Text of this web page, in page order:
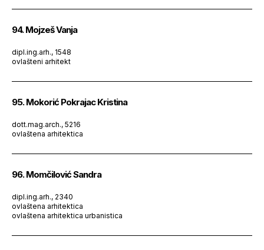
94. Mojzeš Vanja
dipl.ing.arh., 1548
ovlašteni arhitekt
95. Mokorić Pokrajac Kristina
dott.mag.arch., 5216
ovlaštena arhitektica
96. Momčilović Sandra
dipl.ing.arh., 2340
ovlaštena arhitektica
ovlaštena arhitektica urbanistica